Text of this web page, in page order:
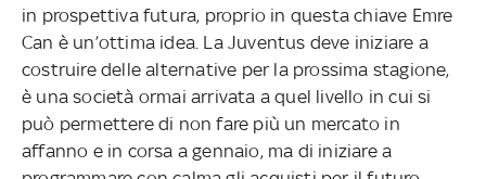
in prospettiva futura, proprio in questa chiave Emre
Can è un’ottima idea. La Juventus deve iniziare a
costruire delle alternative per la prossima stagione,
è una società ormai arrivata a quel livello in cui si
può permettere di non fare più un mercato in
affanno e in corsa a gennaio, ma di iniziare a